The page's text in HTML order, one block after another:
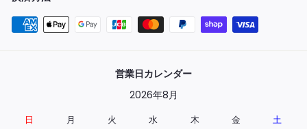
営業日カレンダー
2026年8月
日 月 火 水 木 金
土